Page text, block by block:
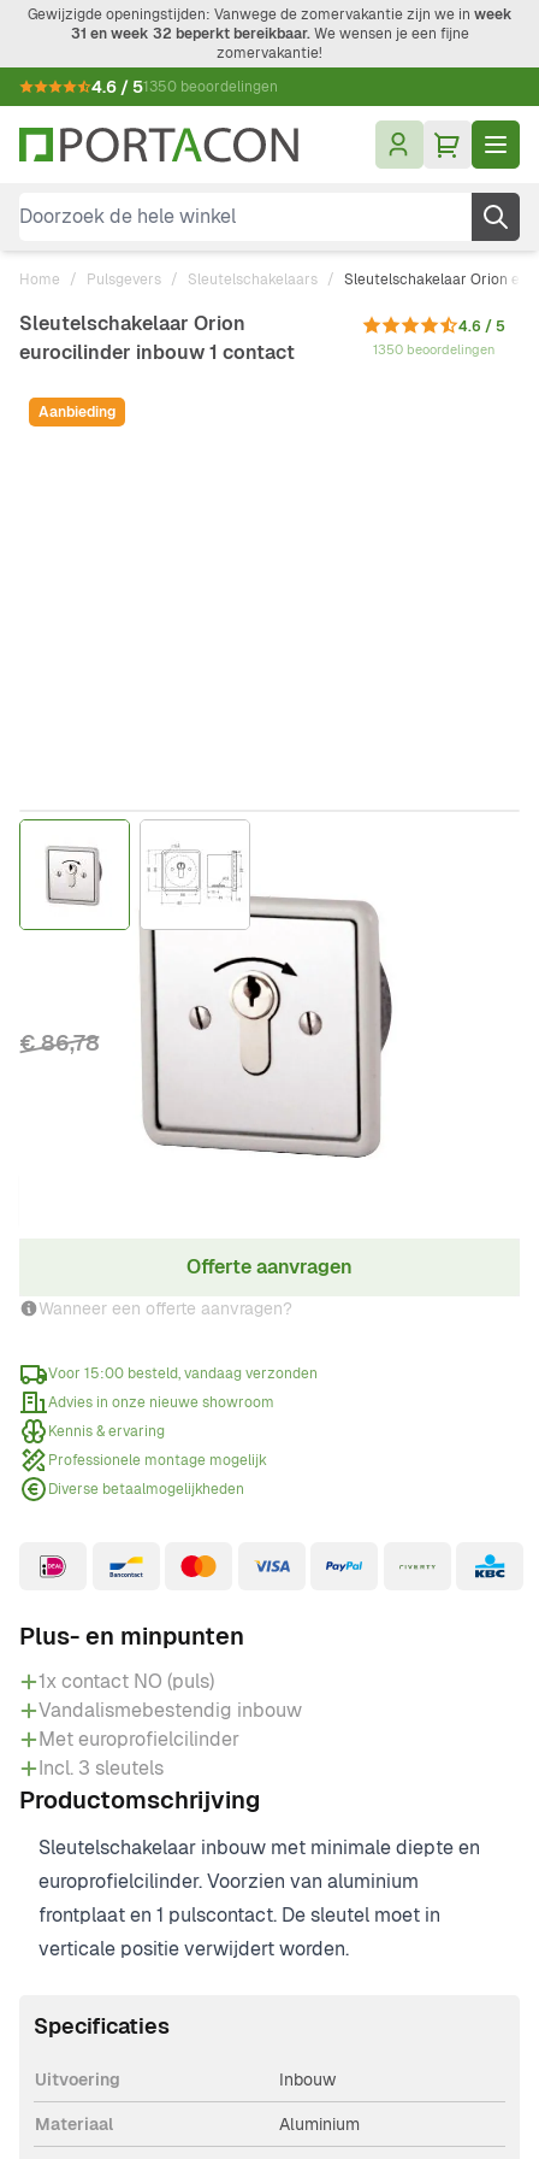
Ga naar de inhoud
Gewijzigde openingstijden: Vanwege de zomervakantie zijn we in week
31 en week 32 beperkt bereikbaar.We wensen je een fijne
zomervakantie!
4.6 / 51350 beoordelingen
Doorzoek de hele winkel
Home / Pulsgevers / Sleutelschakelaars / Sleutelschakelaar Orion
Sleutelschakelaar Orion
eurocilinder inbouw 1 contact
4.6 / 5
1350 beoordelingen
Aanbieding
110015 Productgroep C
€ 86,78
Incl. BTW
€ 68,99
Offerte aanvragen
Wanneer een offerte aanvragen?
Voor 15:00 besteld, vandaag verzonden
Advies in onze nieuwe showroom
Kennis & ervaring
Professionele montage mogelijk
Diverse betaalmogelijkheden
Plus- en minpunten
1x contact NO (puls)
Vandalismebestendig inbouw
Met europrofielcilinder
Incl. 3 sleutels
Productomschrijving
Sleutelschakelaar inbouw met minimale diepte en
europrofielcilinder. Voorzien van aluminium
frontplaat en 1 pulscontact. De sleutel moet in
verticale positie verwijdert worden.
Specificaties
Uitvoering Inbouw
Materiaal Aluminium